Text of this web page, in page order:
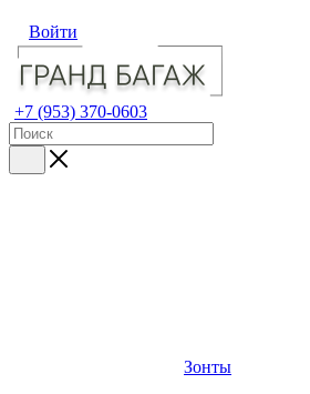
Войти
+7 (953) 370-0603
Зонты